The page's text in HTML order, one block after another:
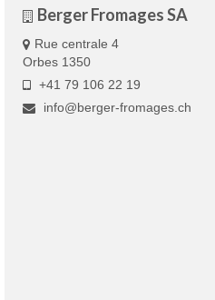
Berger Fromages SA
Rue centrale 4
Orbes 1350
+41 79 106 22 19
info@berger-fromages.ch